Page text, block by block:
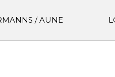
/ AUNE